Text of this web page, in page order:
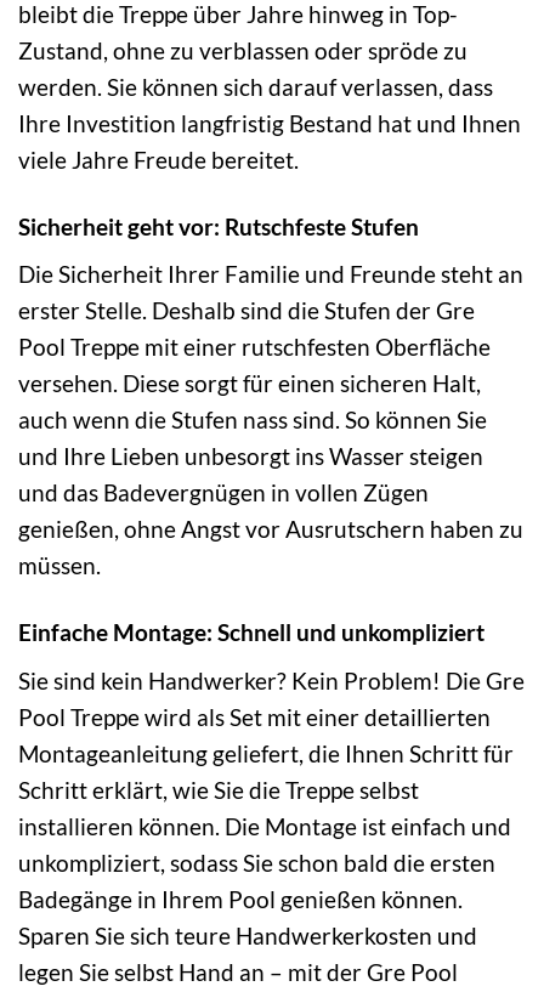
bleibt die Treppe über Jahre hinweg in Top-
Zustand, ohne zu verblassen oder spröde zu
werden. Sie können sich darauf verlassen, dass
Ihre Investition langfristig Bestand hat und Ihnen
viele Jahre Freude bereitet.
Sicherheit geht vor: Rutschfeste Stufen
Die Sicherheit Ihrer Familie und Freunde steht an
erster Stelle. Deshalb sind die Stufen der Gre
Pool Treppe mit einer rutschfesten Oberfläche
versehen. Diese sorgt für einen sicheren Halt,
auch wenn die Stufen nass sind. So können Sie
und Ihre Lieben unbesorgt ins Wasser steigen
und das Badevergnügen in vollen Zügen
genießen, ohne Angst vor Ausrutschern haben zu
müssen.
Einfache Montage: Schnell und unkompliziert
Sie sind kein Handwerker? Kein Problem! Die Gre
Pool Treppe wird als Set mit einer detaillierten
Montageanleitung geliefert, die Ihnen Schritt für
Schritt erklärt, wie Sie die Treppe selbst
installieren können. Die Montage ist einfach und
unkompliziert, sodass Sie schon bald die ersten
Badegänge in Ihrem Pool genießen können.
Sparen Sie sich teure Handwerkerkosten und
legen Sie selbst Hand an – mit der Gre Pool